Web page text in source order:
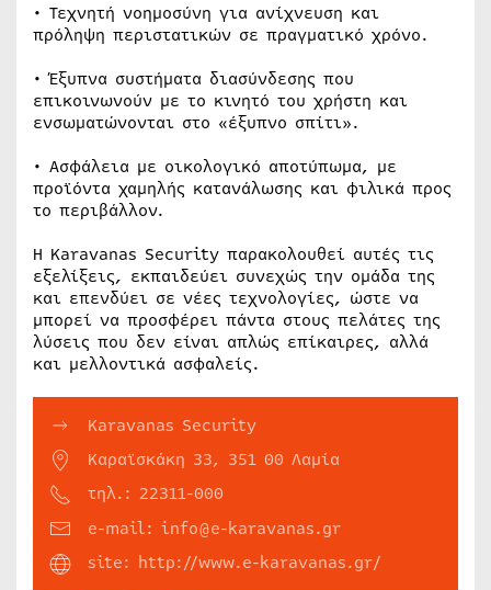
• Τεχνητή νοημοσύνη για ανίχνευση και
πρόληψη περιστατικών σε πραγματικό χρόνο.
• Έξυπνα συστήματα διασύνδεσης που
επικοινωνούν με το κινητό του χρήστη και
ενσωματώνονται στο «έξυπνο σπίτι».
• Ασφάλεια με οικολογικό αποτύπωμα, με
προϊόντα χαμηλής κατανάλωσης και φιλικά προς
το περιβάλλον.
Η Karavanas Security παρακολουθεί αυτές τις
εξελίξεις, εκπαιδεύει συνεχώς την ομάδα της
και επενδύει σε νέες τεχνολογίες, ώστε να
μπορεί να προσφέρει πάντα στους πελάτες της
λύσεις που δεν είναι απλώς επίκαιρες, αλλά
και μελλοντικά ασφαλείς.
Karavanas Security
Καραϊσκάκη 33, 351 00 Λαμία
τηλ.: 22311-000
e-mail: info@e-karavanas.gr
site: http://www.e-karavanas.gr/